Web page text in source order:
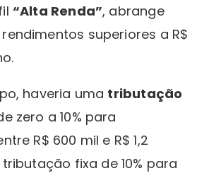
“Alta Renda”, abrange
superiores a R$
haveria uma tributação
zero a 10% para
R$ 600 mil e R$ 1,2
fixa de 10% para